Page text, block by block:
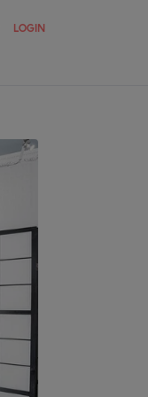
LOGIN